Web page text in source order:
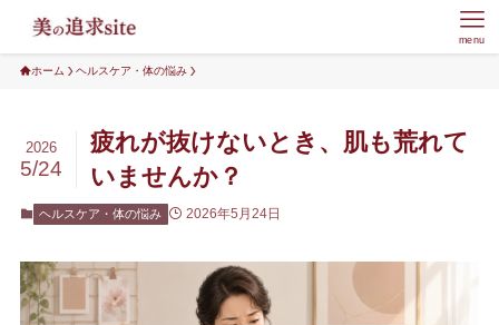
menu
ホーム ヘルスケア・体の悩み
疲れが抜けないとき、肌も荒れて
いませんか？
2026
5/24
ヘルスケア・体の悩み 2026年5月24日